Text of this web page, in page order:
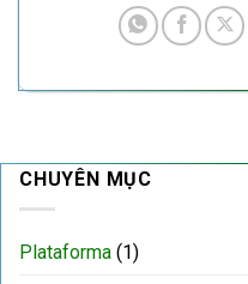
CHUYÊN MỤC
Plataforma (1)